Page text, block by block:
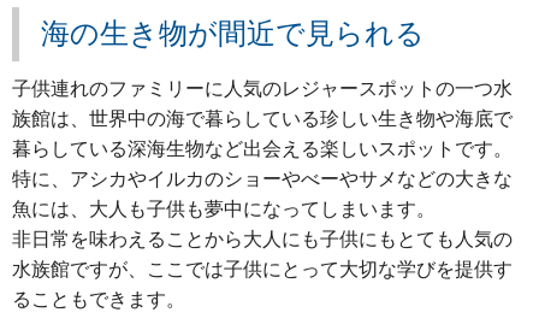
海の生き物が間近で見られる
子供連れのファミリーに人気のレジャースポットの一つ水
族館は、世界中の海で暮らしている珍しい生き物や海底で
暮らしている深海生物など出会える楽しいスポットです。
特に、アシカやイルカのショーやべーやサメなどの大きな
魚には、大人も子供も夢中になってしまいます。
非日常を味わえることから大人にも子供にもとても人気の
水族館ですが、ここでは子供にとって大切な学びを提供す
ることもできます。